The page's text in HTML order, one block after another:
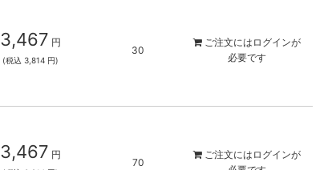
3,467 円
(税込 3,814 円)
30
ご注文には ログインが
必要です
3,467 円
70
ご注文には ログインが